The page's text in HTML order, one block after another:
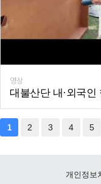
영상
대불산단 내·외국
1 2 3 4 5
개인정보